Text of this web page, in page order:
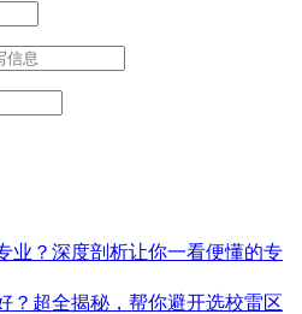
业？深度剖析让你一看便懂的专
？超全揭秘，帮你避开选校雷区